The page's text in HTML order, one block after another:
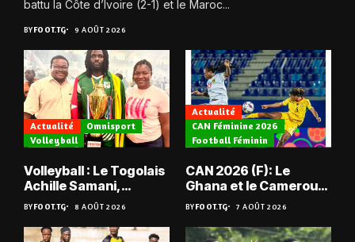
battu la Côte d’Ivoire (2-1) et le Maroc...
BYFOOT.TG 9 AOÛT 2026
Actualité
Omnisport
Volleyball
Volleyball : Le Togolais
Achille Samani,
champion du Bénin !
BYFOOT.TG 8 AOÛT 2026
Actualité
CAN Féminine 2026
Football Féminin
CAN 2026 (F): Le
Ghana et le Cameroun
en quarts
BYFOOT.TG 7 AOÛT 2026